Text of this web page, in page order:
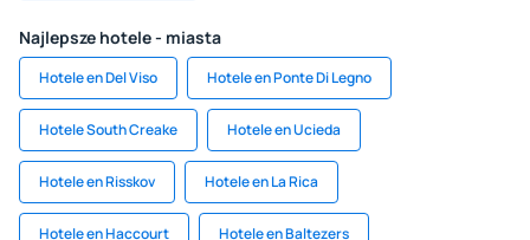
Najlepsze hotele - miasta
Hotele en Del Viso Hotele en Ponte Di Legno
Hotele South Creake Hotele en Ucieda
Hotele en Risskov Hotele en La Rica
Hotele en Haccourt Hotele en Baltezers